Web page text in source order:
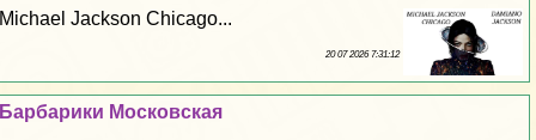
Michael Jackson Chicago...
20 07 2026 7:31:12
Барбарики Московская